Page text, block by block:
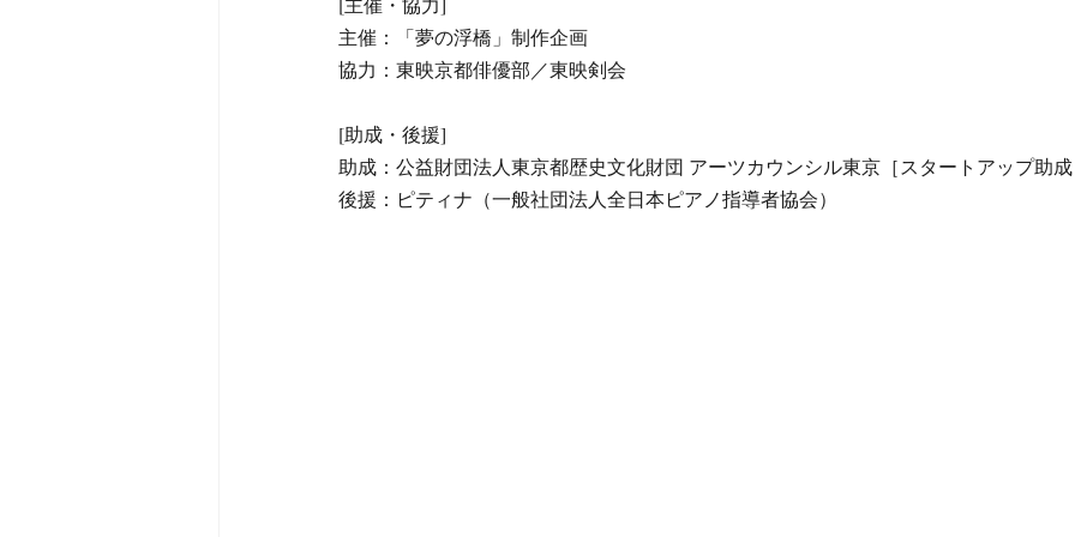
主催：「夢の浮橋」制作企画
協力：東映京都俳優部／東映剣会
[助成・後援]
助成：公益財団法人東京都歴史文化財団 アーツカウンシル東京［スタートアップ助
後援：ピティナ（一般社団法人全日本ピアノ指導者協会）